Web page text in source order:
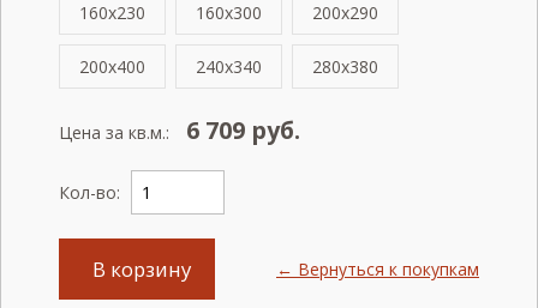
160x230 160x300 200x290
200x400 240x340 280x380
Цена за кв.м.: 6 709 руб.
Кол-во:
В корзину ← Вернуться к покупкам